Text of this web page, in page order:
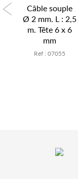
Câble souple
Ø 2 mm. L : 2,5
m. Tête 6 x 6
mm
Réf : 07055